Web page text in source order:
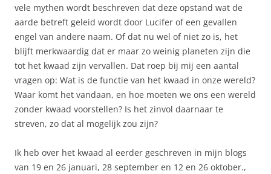
vele mythen wordt beschreven dat deze opstand wat de
aarde betreft geleid wordt door Lucifer of een gevallen
engel van andere naam. Of dat nu wel of niet zo is, het
blijft merkwaardig dat er maar zo weinig planeten zijn die
tot het kwaad zijn vervallen. Dat roep bij mij een aantal
vragen op: Wat is de functie van het kwaad in onze wereld?
Waar komt het vandaan, en hoe moeten we ons een wereld
zonder kwaad voorstellen? Is het zinvol daarnaar te
streven, zo dat al mogelijk zou zijn?
Ik heb over het kwaad al eerder geschreven in mijn blogs
van 19 en 26 januari, 28 september en 12 en 26 oktober.,